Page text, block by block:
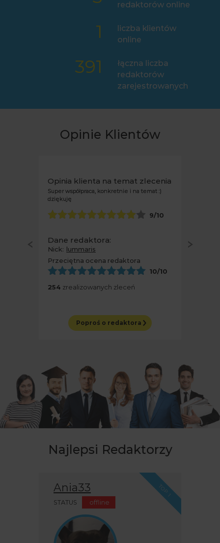
redaktorów online
1
liczba klientów
online
391
łączna liczba
redaktorów
zarejestrowanych
Opinie Klientów
Opinia klienta na temat zlecenia
Szybko, rzetelnie, procesjonalnie - polecam
Nick: Pisarka777
Przeciętna ocena redaktora
Poproś o redaktora
Najlepsi Redaktorzy
BEST For U
STATUS offline
TOP 2